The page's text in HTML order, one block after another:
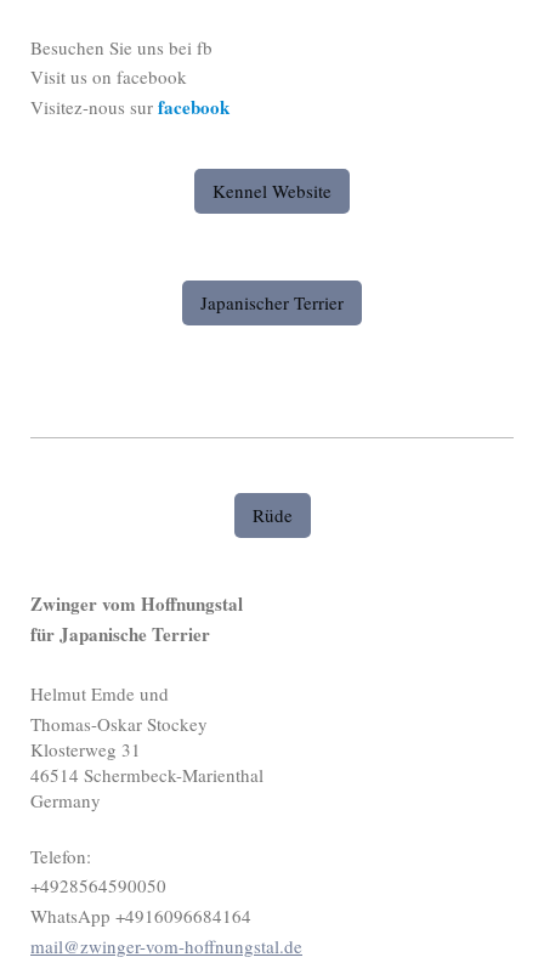
Besuchen Sie uns bei fb
Visit us on facebook
Visitez-nous sur facebook
Kennel Website
Japanischer Terrier
Rüde
Zwinger vom Hoffnungstal
für Japanische Terrier
Helmut Emde und
Thomas-Oskar Stockey
Klosterweg 31
46514 Schermbeck-Marienthal
Germany
Telefon:
+4928564590050
WhatsApp +4916096684164
mail@zwinger-vom-hoffnungstal.de